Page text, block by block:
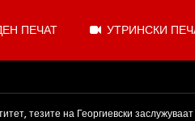
ПЕЧАТ УТРИНСКИ
тезите на Георгиевски